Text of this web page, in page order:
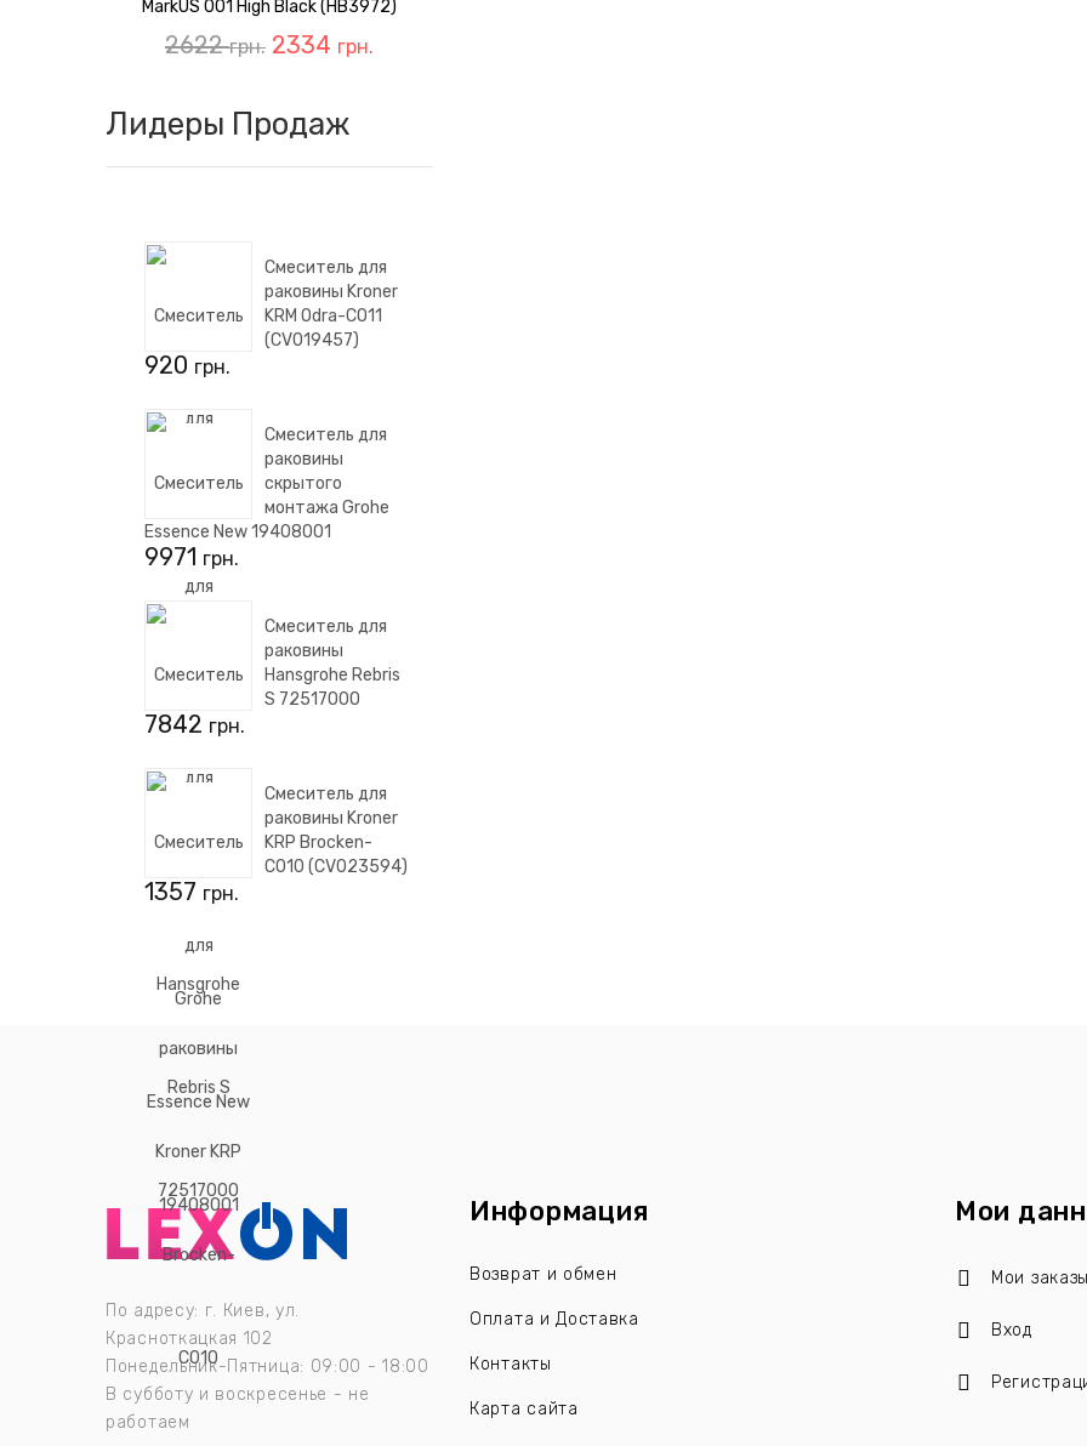
MarkUS 001 High Black (HB3972)
2622грн. 2334 грн.
Лидеры Продаж
Смеситель для
раковины Kroner
KRM Odra-C011
(CV019457)
920 грн.
Смеситель для
раковины
скрытого
монтажа Grohe
Essence New 19408001
9971 грн.
Смеситель для
раковины
Hansgrohe Rebris
S 72517000
7842 грн.
Смеситель для
раковины Kroner
KRP Brocken-
C010 (CV023594)
1357 грн.
По адресу: г. Киев, ул.
Красноткацкая 102
Понедельник-Пятница: 09:00 - 18:00
В субботу и воскресенье - не
работаем
Информация
Возврат и обмен
Оплата и Доставка
Контакты
Карта сайта
Мои
Мои
Вход